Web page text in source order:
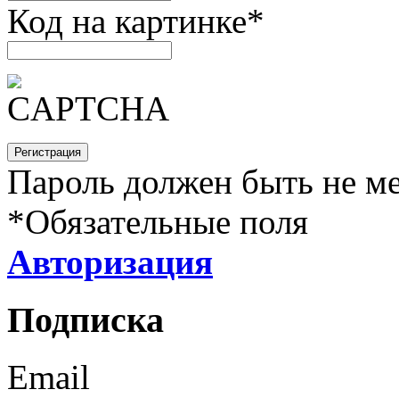
Код на картинке*
Пароль должен быть не
*Обязательные поля
Авторизация
Подписка
Email